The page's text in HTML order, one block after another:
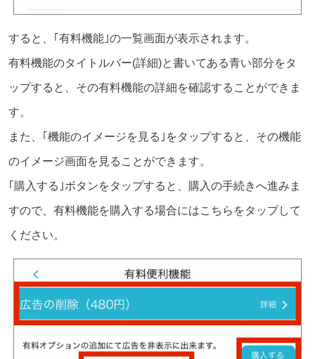
すると、｢有料機能｣の一覧画面が表示されます。
有料機能のタイトルバー(詳細)と書いてある青い部分をタ
ップすると、その有料機能の詳細を確認することができま
す。
また、｢機能のイメージを見る｣をタップすると、その機能
のイメージ画面を見ることができます。
｢購入する｣ボタンをタップすると、購入の手続きへ進みま
すので、有料機能を購入する場合にはこちらをタップして
ください。